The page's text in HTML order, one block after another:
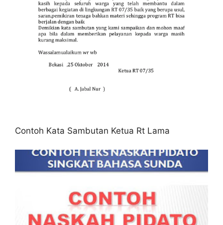
Contoh Kata Sambutan Ketua Rt Lama